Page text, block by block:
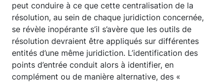
peut conduire à ce que cette centralisation de la
résolution, au sein de chaque juridiction concernée,
se révèle inopérante s’il s’avère que les outils de
résolution devraient être appliqués sur différentes
entités d’une même juridiction. L’identification des
points d’entrée conduit alors à identifier, en
complément ou de manière alternative, des «